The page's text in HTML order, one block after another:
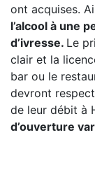
ont acquises.
l’alcool à une
d’ivresse. Le
clair et la
bar ou le
devront
de leur débit à
d’ouverture